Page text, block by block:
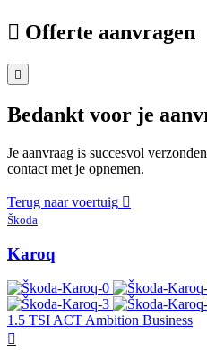
Offerte aanvragen
Bedankt voor je
Je aanvraag is succesvol
contact met je opnemen.
Terug naar voertuig
Škoda
Karoq
1.5 TSI ACT Ambition Business